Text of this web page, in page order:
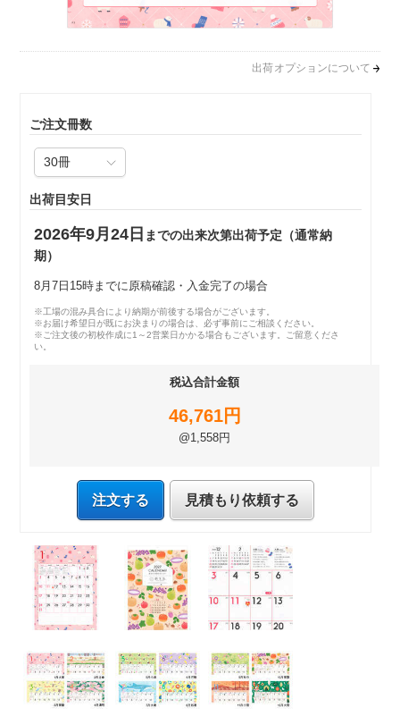
出荷オプションについて
ご注文冊数
出荷目安日
2026年9月24日 までの出来次第出荷予定（通常納
期）
8月7日15時までに原稿確認・入金完了の場合
※工場の混み具合により納期が前後する場合がございます。
※お届け希望日が既にお決まりの場合は、必ず事前にご相談ください。
※ご注文後の初校作成に1～2営業日かかる場合もございます。ご留意くださ
い。
税込合計金額
46,761円
@1,558円
注文する 見積もり依頼する